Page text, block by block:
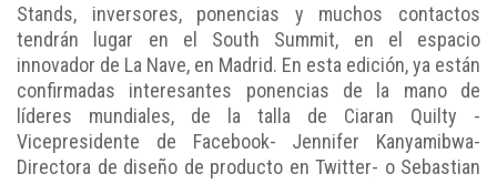
Stands, inversores, ponencias y muchos contactos
tendrán lugar en el South Summit, en el espacio
innovador de La Nave, en Madrid. En esta edición, ya están
confirmadas interesantes ponencias de la mano de
líderes mundiales, de la talla de Ciaran Quilty -
Vicepresidente de Facebook- Jennifer Kanyamibwa-
Directora de diseño de producto en Twitter- o Sebastian